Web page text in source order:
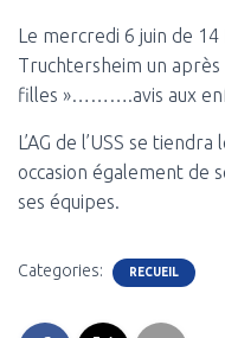
Le mercredi 6 juin de 14
Truchtersheim un
filles »……….avis aux
L’AG de l’USS se
occasion également de
ses équipes.
Categories: RECUEIL